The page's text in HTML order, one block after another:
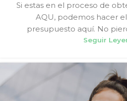
Si estas en el proceso de
AQU, podemos hacer
presupuesto aquí. No
Seguir